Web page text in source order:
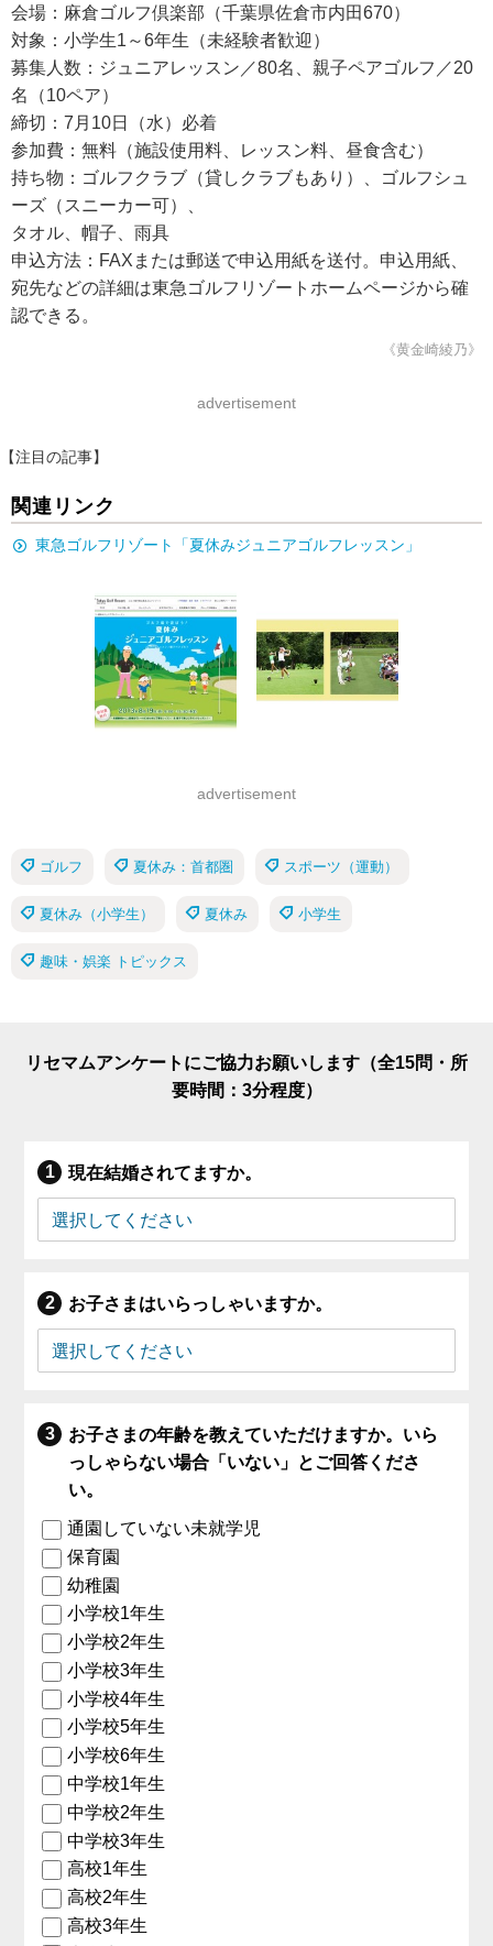
会場：麻倉ゴルフ倶楽部（千葉県佐倉市内田670）
対象：小学生1～6年生（未経験者歓迎）
募集人数：ジュニアレッスン／80名、親子ペアゴルフ／20
名（10ペア）
締切：7月10日（水）必着
参加費：無料（施設使用料、レッスン料、昼食含む）
持ち物：ゴルフクラブ（貸しクラブもあり）、ゴルフシュ
ーズ（スニーカー可）、
タオル、帽子、雨具
申込方法：FAXまたは郵送で申込用紙を送付。申込用紙、
宛先などの詳細は東急ゴルフリゾートホームページから確
認できる。
《黄金崎綾乃》
advertisement
【注目の記事】
関連リンク
東急ゴルフリゾート「夏休みジュニアゴルフレッスン」
advertisement
ゴルフ 夏休み：首都圏 スポーツ（運動）
夏休み（小学生） 夏休み 小学生
趣味・娯楽 トピックス
リセマムアンケートにご協力お願いします（全15問・所
要時間：3分程度）
現在結婚されてますか。
お子さまはいらっしゃいますか。
お子さまの年齢を教えていただけますか。いら
っしゃらない場合「いない」とご回答くださ
い。
通園していない未就学児
保育園
幼稚園
小学校1年生
小学校2年生
小学校3年生
小学校4年生
小学校5年生
小学校6年生
中学校1年生
中学校2年生
中学校3年生
高校1年生
高校2年生
高校3年生